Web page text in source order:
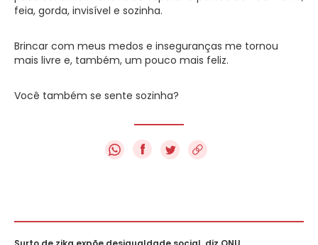
feia, gorda, invisível e sozinha.
Brincar com meus medos e inseguranças me tornou
mais livre e, também, um pouco mais feliz.
Você também se sente sozinha?
f